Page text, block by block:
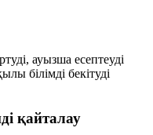
ауызша есептеуді
білімді бекітуді
қайталау